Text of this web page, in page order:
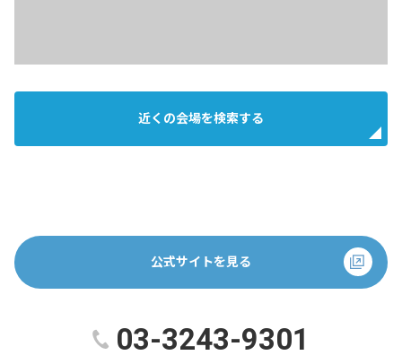
近くの会場を検索する
公式サイトを見る
03-3243-9301